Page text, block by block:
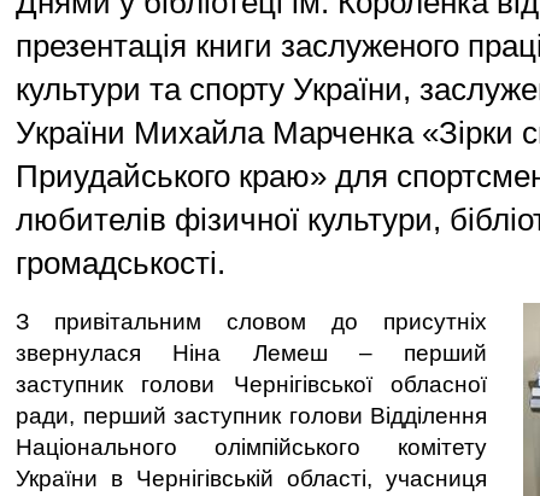
презентація книги заслуженого
культури та спорту України,
України Михайла Марченка «Зірки
Приудайського краю» для
любителів фізичної культури,
громадськості.
З привітальним словом до присутніх
звернулася Ніна Лемеш – перший
заступник голови Чернігівської обласної
ради, перший заступник голови Відділення
Національного олімпійського комітету
України в Чернігівській області, учасниця